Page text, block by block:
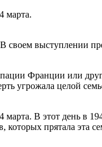
марта.
своем выступлении
Франции или
угрожала целой
В этот день в
прятала эта